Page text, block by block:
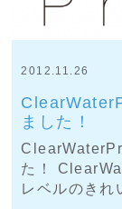
2012.11.26
ました！
た！
レベルのきれ